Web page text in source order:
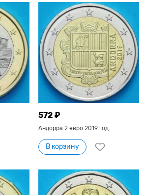
572 ₽
Андорра 2 евро 2019 год.
В корзину